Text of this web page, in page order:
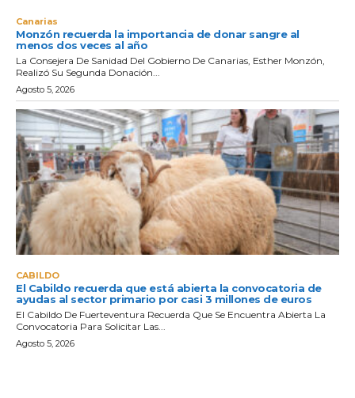
Canarias
Monzón recuerda la importancia de donar sangre al
menos dos veces al año
La Consejera De Sanidad Del Gobierno De Canarias, Esther Monzón,
Realizó Su Segunda Donación...
Agosto 5, 2026
CABILDO
El Cabildo recuerda que está abierta la convocatoria de
ayudas al sector primario por casi 3 millones de euros
El Cabildo De Fuerteventura Recuerda Que Se Encuentra Abierta La
Convocatoria Para Solicitar Las...
Agosto 5, 2026